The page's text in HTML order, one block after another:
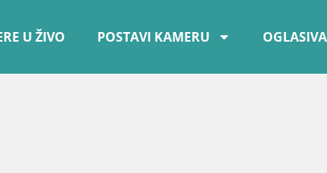
U ŽIVO POSTAVI KAMERU